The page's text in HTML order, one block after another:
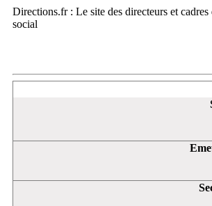
Directions.fr : Le site des directeurs et
social